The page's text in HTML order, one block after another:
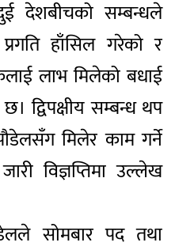
देशबीचको सम्बन्धले
प्रगति हाँसिल गरेको र
लाभ मिलेको बधाई
द्विपक्षीय सम्बन्ध थप
मिलेर काम गर्ने
विज्ञप्तिमा उल्लेख
सोमबार पद तथा